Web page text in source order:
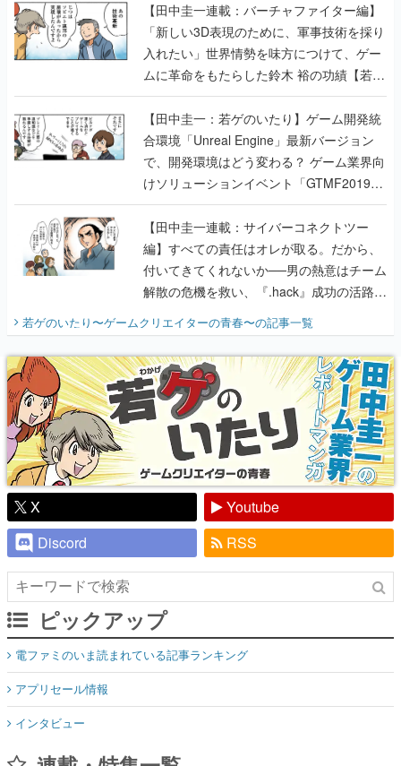
【田中圭一連載：バーチャファイター編】
「新しい3D表現のために、軍事技術を採り
入れたい」世界情勢を味方につけて、ゲー
ムに革命をもたらした鈴木 裕の功績【若ゲ
のいたり】
【田中圭一：若ゲのいたり】ゲーム開発統
合環境「Unreal Engine」最新バージョン
で、開発環境はどう変わる？ ゲーム業界向
けソリューションイベント「GTMF2019」
に行って、より理解を深めよう【PR】
【田中圭一連載：サイバーコネクトツー
編】すべての責任はオレが取る。だから、
付いてきてくれないか──男の熱意はチーム
解散の危機を救い、『.hack』成功の活路を
開く。業界の快男児・松山 洋に流れる血は
『少年ジャンプ』色だった【若ゲのいた
り】
若ゲのいたり〜ゲームクリエイターの青春〜の記事一覧
X
Youtube
Discord
RSS
ピックアップ
電ファミのいま読まれている記事ランキング
アプリセール情報
インタビュー